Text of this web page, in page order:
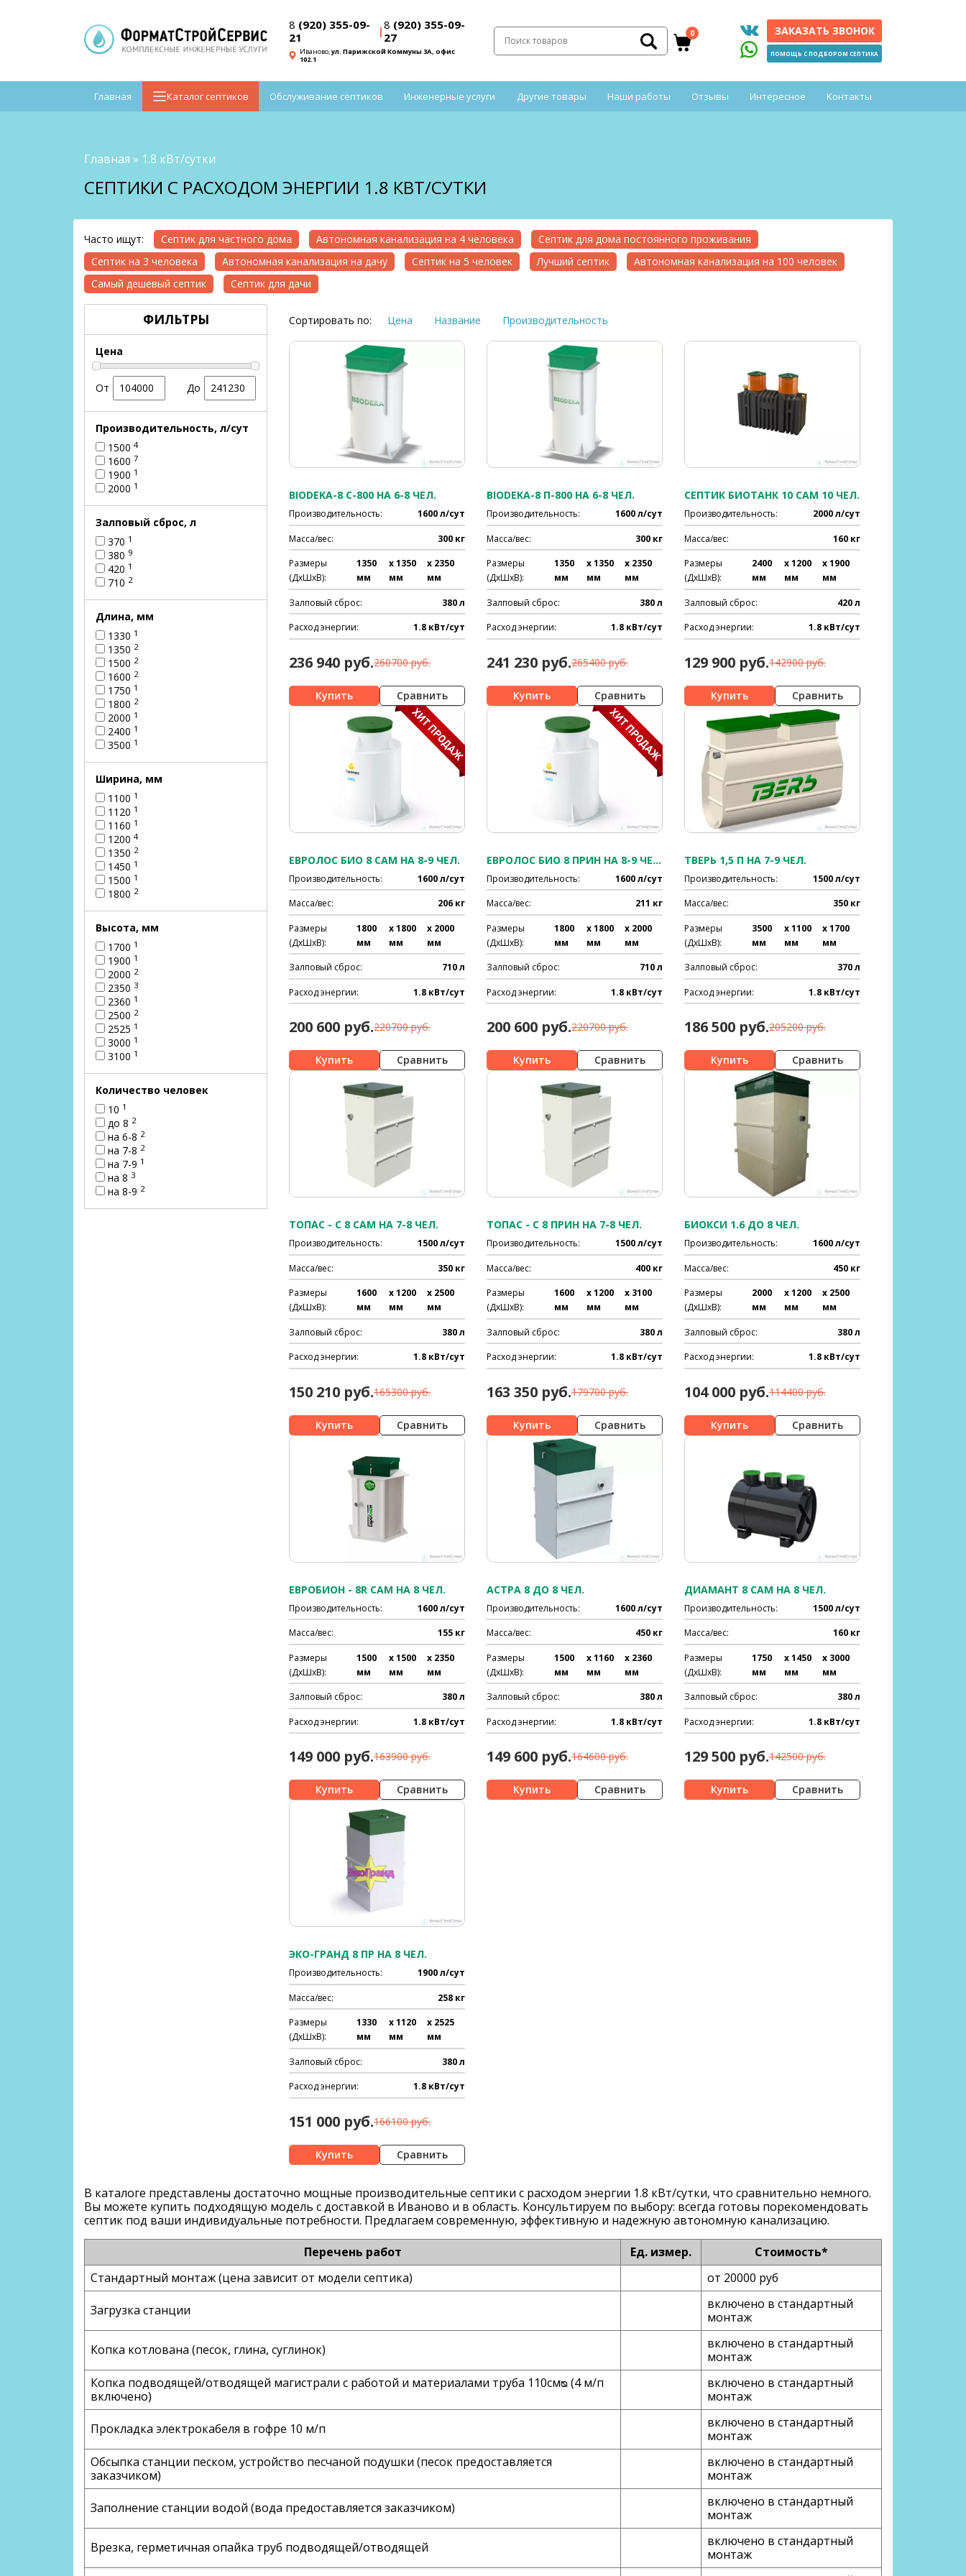
8 (920) 355-09-
21
|8 (920) 355-09-
27
Иваново,ул. Парижской Коммуны 3А, офис
102.1
0 ЗАКАЗАТЬ ЗВОНОК
ПОМОЩЬ С ПОДБОРОМ СЕПТИКА
Главная Каталог септиков Обслуживание септиков Инженерные услуги Другие товары Наши работы Отзывы Интересное Контакты
Главная » 1.8 кВт/сутки
СЕПТИКИ С РАСХОДОМ ЭНЕРГИИ 1.8 КВТ/СУТКИ
Часто ищут: Септик для частного дома Автономная канализация на 4 человека
Септик для дома постоянного проживания
Септик на 3 человека
Автономная канализация на дачу Септик на 5 человек Лучший септик
Автономная канализация на 100 человек
Самый дешевый септик
Септик для дачи
ФИЛЬТРЫ
Цена
От До
Производительность, л/сут
1500 4
1600 7
1900 1
2000 1
Залповый сброс, л
370 1
380 9
420 1
710 2
Длина, мм
1330 1
1350 2
1500 2
1600 2
1750 1
1800 2
2000 1
2400 1
3500 1
Ширина, мм
1100 1
1120 1
1160 1
1200 4
1350 2
1450 1
1500 1
1800 2
Высота, мм
1700 1
1900 1
2000 2
2350 3
2360 1
2500 2
2525 1
3000 1
3100 1
Количество человек
10 1
до 8 2
на 6-8 2
на 7-8 2
на 7-9 1
на 8 3
на 8-9 2
Сортировать по: Цена Название Производительность
BIODEKA-8 C-800 НА 6-8 ЧЕЛ.
Производительность: 1600 л/сут
Масса/вес: 300 кг
Размеры
(ДхШхВ):
1350
мм
x 1350
мм
x 2350
мм
Залповый сброс: 380 л
Расход энергии: 1.8 кВт/сут
236 940 руб.260700 руб.
Сравнить
BIODEKA-8 П-800 НА 6-8 ЧЕЛ.
Производительность: 1600 л/сут
Масса/вес: 300 кг
Размеры
(ДхШхВ):
1350
мм
x 1350
мм
x 2350
мм
Залповый сброс: 380 л
Расход энергии: 1.8 кВт/сут
241 230 руб.265400 руб.
Сравнить
СЕПТИК БИОТАНК 10 САМ 10 ЧЕЛ.
Производительность: 2000 л/сут
Масса/вес: 160 кг
Размеры
(ДхШхВ):
2400
мм
x 1200
мм
x 1900
мм
Залповый сброс: 420 л
Расход энергии: 1.8 кВт/сут
129 900 руб.142900 руб.
Сравнить
ЕВРОЛОС БИО 8 САМ НА 8-9 ЧЕЛ.
Производительность: 1600 л/сут
Масса/вес: 206 кг
Размеры
(ДхШхВ):
1800
мм
x 1800
мм
x 2000
мм
Залповый сброс: 710 л
Расход энергии: 1.8 кВт/сут
200 600 руб.220700 руб.
Сравнить
ЕВРОЛОС БИО 8 ПРИН НА 8-9 ЧЕЛ.
Производительность: 1600 л/сут
Масса/вес: 211 кг
Размеры
(ДхШхВ):
1800
мм
x 1800
мм
x 2000
мм
Залповый сброс: 710 л
Расход энергии: 1.8 кВт/сут
200 600 руб.220700 руб.
Сравнить
ТВЕРЬ 1,5 П НА 7-9 ЧЕЛ.
Производительность: 1500 л/сут
Масса/вес: 350 кг
Размеры
(ДхШхВ):
3500
мм
x 1100
мм
x 1700
мм
Залповый сброс: 370 л
Расход энергии: 1.8 кВт/сут
186 500 руб.205200 руб.
Сравнить
ТОПАС - C 8 САМ НА 7-8 ЧЕЛ.
Производительность: 1500 л/сут
Масса/вес: 350 кг
Размеры
(ДхШхВ):
1600
мм
x 1200
мм
x 2500
мм
Залповый сброс: 380 л
Расход энергии: 1.8 кВт/сут
150 210 руб.165300 руб.
Сравнить
ТОПАС - C 8 ПРИН НА 7-8 ЧЕЛ.
Производительность: 1500 л/сут
Масса/вес: 400 кг
Размеры
(ДхШхВ):
1600
мм
x 1200
мм
x 3100
мм
Залповый сброс: 380 л
Расход энергии: 1.8 кВт/сут
163 350 руб.179700 руб.
Сравнить
БИОКСИ 1.6 ДО 8 ЧЕЛ.
Производительность: 1600 л/сут
Масса/вес: 450 кг
Размеры
(ДхШхВ):
2000
мм
x 1200
мм
x 2500
мм
Залповый сброс: 380 л
Расход энергии: 1.8 кВт/сут
104 000 руб.114400 руб.
Сравнить
ЕВРОБИОН - 8R САМ НА 8 ЧЕЛ.
Производительность: 1600 л/сут
Масса/вес: 155 кг
Размеры
(ДхШхВ):
1500
мм
x 1500
мм
x 2350
мм
Залповый сброс: 380 л
Расход энергии: 1.8 кВт/сут
149 000 руб.163900 руб.
Сравнить
АСТРА 8 ДО 8 ЧЕЛ.
Производительность: 1600 л/сут
Масса/вес: 450 кг
Размеры
(ДхШхВ):
1500
мм
x 1160
мм
x 2360
мм
Залповый сброс: 380 л
Расход энергии: 1.8 кВт/сут
149 600 руб.164600 руб.
Сравнить
ДИАМАНТ 8 САМ НА 8 ЧЕЛ.
Производительность: 1500 л/сут
Масса/вес: 160 кг
Размеры
(ДхШхВ):
1750
мм
x 1450
мм
x 3000
мм
Залповый сброс: 380 л
Расход энергии: 1.8 кВт/сут
129 500 руб.142500 руб.
Сравнить
ЭКО-ГРАНД 8 ПР НА 8 ЧЕЛ.
Производительность: 1900 л/сут
Масса/вес: 258 кг
Размеры
(ДхШхВ):
1330
мм
x 1120
мм
x 2525
мм
Залповый сброс: 380 л
Расход энергии: 1.8 кВт/сут
151 000 руб.166100 руб.
Сравнить
В каталоге представлены достаточно мощные производительные септики с расходом энергии 1.8 кВт/сутки, что сравнительно немного.
Вы можете купить подходящую модель с доставкой в Иваново и в область. Консультируем по выбору: всегда готовы порекомендовать
септик под ваши индивидуальные потребности. Предлагаем современную, эффективную и надежную автономную канализацию.
Перечень работ
Ед. измер.
Стоимость*
Стандартный монтаж (цена зависит от модели септика)
от 20000 руб
Загрузка станции
включено в стандартный
монтаж
Копка котлована (песок, глина, суглинок)
включено в стандартный
монтаж
Копка подводящей/отводящей магистрали с работой и материалами труба 110смᴓ (4 м/п
включено)
включено в стандартный
монтаж
Прокладка электрокабеля в гофре 10 м/п
включено в стандартный
монтаж
Обсыпка станции песком, устройство песчаной подушки (песок предоставляется
заказчиком)
включено в стандартный
монтаж
Заполнение станции водой (вода предоставляется заказчиком)
включено в стандартный
монтаж
Врезка, герметичная опайка труб подводящей/отводящей
включено в стандартный
монтаж